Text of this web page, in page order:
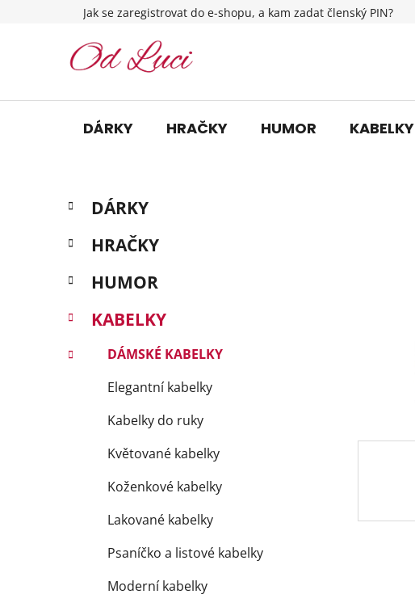
Jak se zaregistrovat do e-shopu, a kam zadat členský PIN?
DÁRKY HRAČKY HUMOR KABELKY
P
s
r
n
n
í
Přeskočit
kategorie
K
a
e
o
i
DÁRKY
HRAČKY
HUMOR
KABELKY
DÁMSKÉ KABELKY
Elegantní kabelky
Kabelky do ruky
Květované kabelky
Koženkové kabelky
Lakované kabelky
Psaníčko a listové kabelky
Moderní kabelky